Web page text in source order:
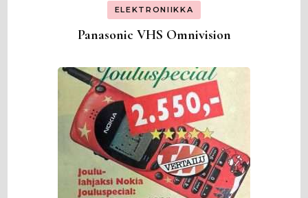
ELEKTRONIIKKA
Panasonic VHS Omnivision